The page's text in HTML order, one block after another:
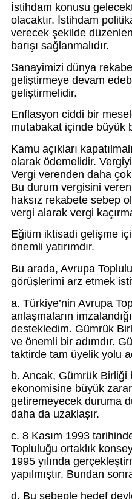
İstihdam konusu
olacaktır. İstihdam
verecek şekilde
barışı sağlanmalıdır.
Sanayimizi dünya
geliştirmeye devam
geliştirmelidir.
Enflasyon ciddi bir
mutabakat içinde büyük
Kamu açıkları
olarak ödemelidir.
Vergi verenden daha
Bu durum vergisini
haksız rekabete sebep
vergi alarak vergi
Eğitim iktisadi gelişme
önemli yatırımdır.
Bu arada, Avrupa
görüşlerimi arz etmek
a. Türkiye’nin Avrupa
anlaşmaların
destekledim. Gümrük
ve önemli bir adımdır.
taktirde tam üyelik yolu
b. Ancak, Gümrük Birliği
ekonomisine büyük
getiremeyecek duruma
daha da uzaklaşır.
c. 8 Kasım 1993
Topluluğu ortaklık
1995 yılında
yapılmıştır. Bundan
d. Bu sebeple hedef